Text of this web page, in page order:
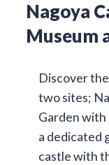
Nagoya
Museum
Discover
two sites;
Garden with
a dedicated
castle with